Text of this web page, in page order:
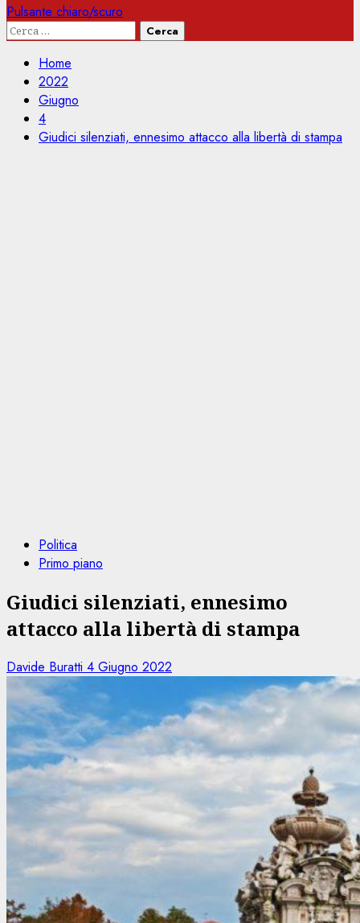
Pulsante chiaro/scuro
Ricerca
Home
2022
Giugno
4
Giudici silenziati, ennesimo attacco alla libertà di stampa
Politica
Primo piano
Giudici silenziati, ennesimo
attacco alla libertà di stampa
Davide Buratti 4 Giugno 2022